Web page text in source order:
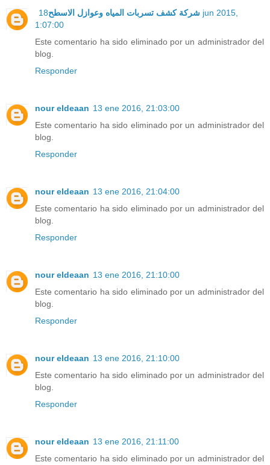
شركة كشف تسربات المياه وعوازل الاسطح18 jun 2015,
1:07:00
Este comentario ha sido eliminado por un administrador del
blog.
Responder
nour eldeaan 13 ene 2016, 21:03:00
Este comentario ha sido eliminado por un administrador del
blog.
Responder
nour eldeaan 13 ene 2016, 21:04:00
Este comentario ha sido eliminado por un administrador del
blog.
Responder
nour eldeaan 13 ene 2016, 21:10:00
Este comentario ha sido eliminado por un administrador del
blog.
Responder
nour eldeaan 13 ene 2016, 21:10:00
Este comentario ha sido eliminado por un administrador del
blog.
Responder
nour eldeaan 13 ene 2016, 21:11:00
Este comentario ha sido eliminado por un administrador del